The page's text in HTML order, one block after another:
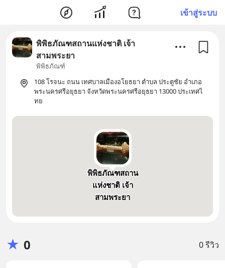
เข้าสู่ระบบ
พิพิธภัณฑสถานแห่งชาติ เจ้า
สามพระยา
พิพิธภัณฑ์
108 โรจนะ ถนน เทศบาลเมืองอโยธยา ตำบล ประตูชัย อำเภอ
พระนครศรีอยุธยา จังหวัดพระนครศรีอยุธยา 13000 ประเทศไ
ทย
พิพิธภัณฑสถาน
แห่งชาติ เจ้า
สามพระยา
★ 0 0 รีวิว